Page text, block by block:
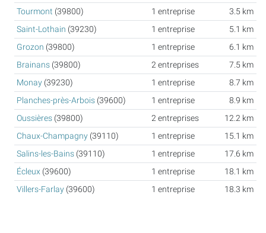
Tourmont (39800) 1 entreprise
3.5 km
Saint-Lothain (39230) 1 entreprise
5.1 km
Grozon (39800) 1 entreprise
6.1 km
Brainans (39800) 2 entreprises
7.5 km
Monay (39230) 1 entreprise
8.7 km
Planches-près-Arbois (39600) 1 entreprise
8.9 km
Oussières (39800) 2 entreprises
12.2 km
Chaux-Champagny (39110) 1 entreprise
15.1 km
Salins-les-Bains (39110) 1 entreprise
17.6 km
Écleux (39600) 1 entreprise
18.1 km
Villers-Farlay (39600) 1 entreprise 18.3 km